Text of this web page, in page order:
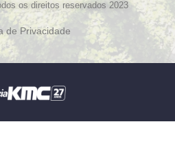
os direitos reservados 2023
de Privacidade